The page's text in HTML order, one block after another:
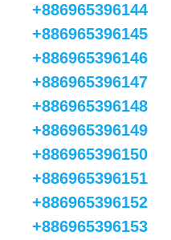
+886965396144
+886965396145
+886965396146
+886965396147
+886965396148
+886965396149
+886965396150
+886965396151
+886965396152
+886965396153